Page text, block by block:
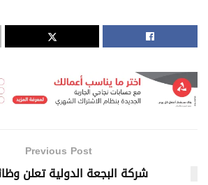
Previous Post
شركة البجعة الدولية تعلن